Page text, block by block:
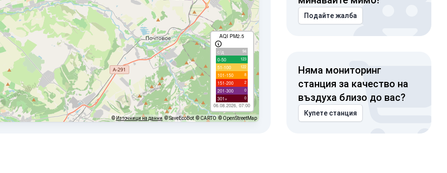
AQI PM2.5
с/д 94
0-50 123
51-100 122
101-150 8
151-200 2
201-300 0
301+ 0
06.08.2026, 07:00
© Източници на данни © SaveEcoBot © CARTO © OpenStreetMap
Подайте жалба
Няма мониторинг
станция за качество на
въздуха близо до вас?
Купете станция